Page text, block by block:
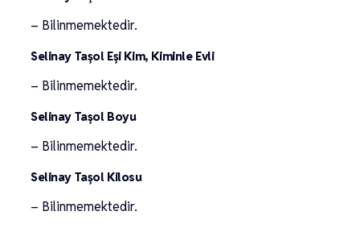
– Bilinmemektedir.
Selinay Taşol Eşi Kim, Kiminle Evli
– Bilinmemektedir.
Selinay Taşol Boyu
– Bilinmemektedir.
Selinay Taşol Kilosu
– Bilinmemektedir.